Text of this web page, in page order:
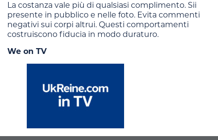
La costanza vale più di qualsiasi complimento. Sii
presente in pubblico e nelle foto. Evita commenti
negativi sui corpi altrui. Questi comportamenti
costruiscono fiducia in modo duraturo.
We on TV